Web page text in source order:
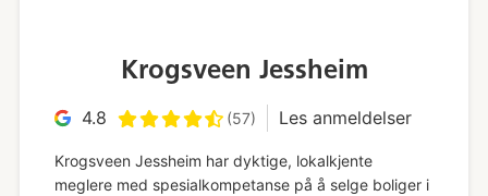
Krogsveen Jessheim
4.8 (57) Les anmeldelser
Krogsveen Jessheim har dyktige, lokalkjente
meglere med spesialkompetanse på å selge boliger i